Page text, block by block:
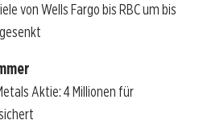
von Wells Fargo bis RBC um bis
Aktie: 4 Millionen für